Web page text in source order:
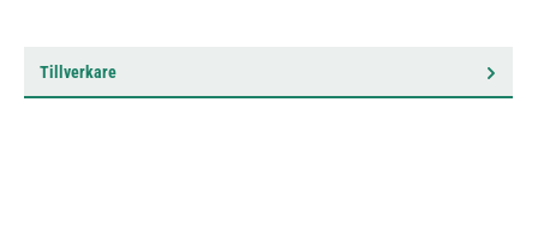
Tillverkare